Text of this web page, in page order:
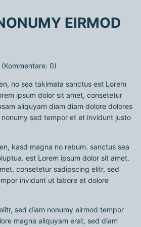
EIRMOD
0)
no sea takimata sanctus est Lorem
ipsum dolor sit amet, consetetur
aliquyam diam diam dolore dolores
sed tempor et et invidunt justo
kasd magna no rebum. sanctus sea
est Lorem ipsum dolor sit amet.
consetetur sadipscing elitr, sed
invidunt ut labore et dolore
sed diam nonumy eirmod tempor
magna aliquyam erat, sed diam